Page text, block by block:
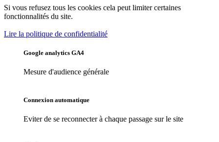
Si vous refusez tous les cookies cela peut limiter certaines
fonctionnalités du site.
Lire la politique de confidentialité
Google analytics GA4
Mesure d'audience générale
Connexion automatique
Eviter de se reconnecter à chaque passage sur le site